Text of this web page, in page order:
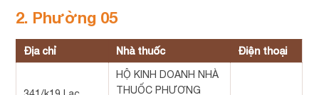
2. Phường 05
Địa chỉ Nhà thuốc Điện thoại
HỘ KINH DOANH NHÀ
THUỐC PHƯƠNG